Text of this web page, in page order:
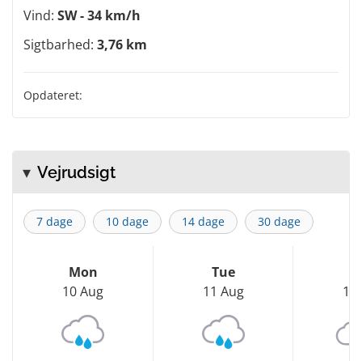
Vind: SW - 34 km/h
Sigtbarhed: 3,76 km
Opdateret:
Vejrudsigt
7 dage 10 dage 14 dage 30 dage
Mon
10 Aug
Tue
11 Aug
12